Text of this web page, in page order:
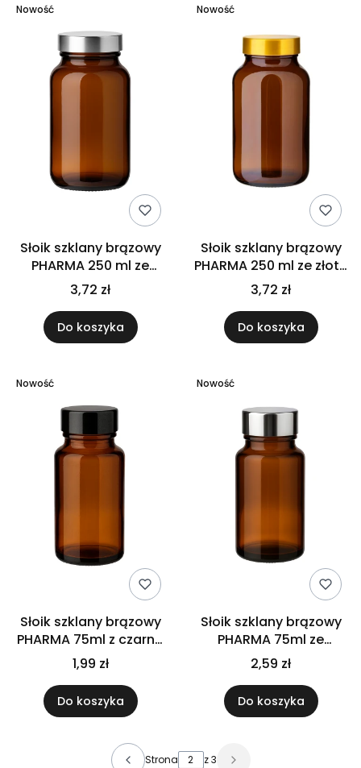
Nowość
Słoik szklany brązowy
PHARMA 250 ml ze
srebrną nakrętką na
suplementy tabletki
kapsułki
3,72 zł
Do koszyka
Nowość
Słoik szklany brązowy
PHARMA 250 ml ze złotą
nakrętką na
suplementy tabletki
kapsułki
3,72 zł
Do koszyka
Nowość
Słoik szklany brązowy
PHARMA 75ml z czarną
nakrętką na
suplementy tabletki
kapsułki
1,99 zł
Do koszyka
Nowość
Słoik szklany brązowy
PHARMA 75ml ze
srebrną nakrętką na
suplementy tabletki
kapsułki
2,59 zł
Do koszyka
Strona z 3